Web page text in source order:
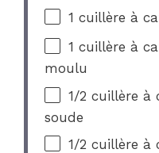
1 cuillère à
1 cuillère à
moulu
1/2 cuillère à
soude
1/2 cuillère à